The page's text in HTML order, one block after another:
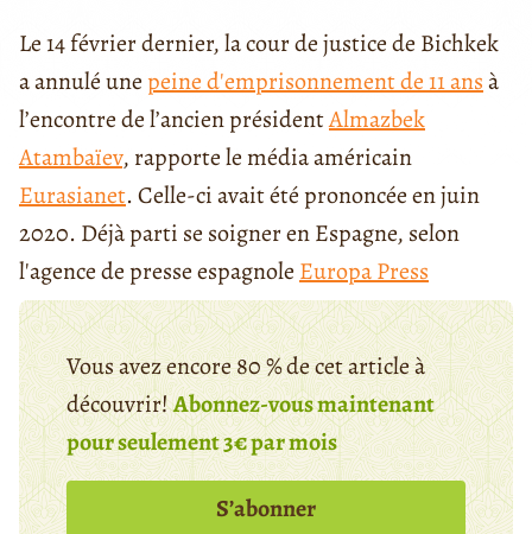
Le 14 février dernier, la cour de justice de Bichkek
a annulé unepeine d'emprisonnement de 11 ansà
l’encontre de l’ancien présidentAlmazbek
Atambaïev, rapporte le média américain
Eurasianet. Celle-ci avait été prononcée en juin
2020. Déjà parti se soigner en Espagne, selon
l'agence de presse espagnole Europa Press
Vous avez encore 80 % de cet article à
découvrir!Abonnez-vous maintenant
pour seulement 3€ par mois
S’abonner